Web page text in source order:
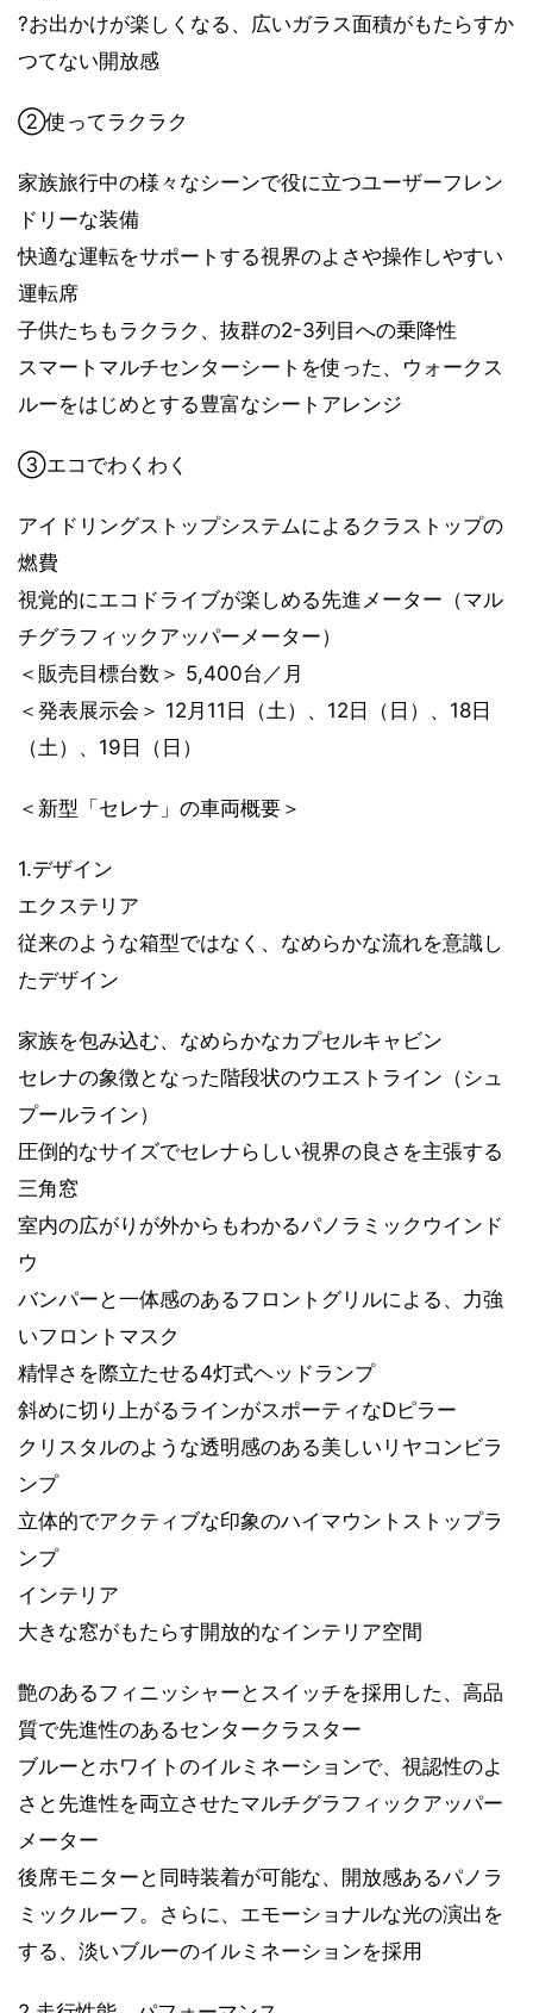
?お出かけが楽しくなる、広いガラス面積がもたらすか
つてない開放感
②使ってラクラク
家族旅行中の様々なシーンで役に立つユーザーフレン
ドリーな装備
快適な運転をサポートする視界のよさや操作しやすい
運転席
子供たちもラクラク、抜群の2-3列目への乗降性
スマートマルチセンターシートを使った、ウォークス
ルーをはじめとする豊富なシートアレンジ
③エコでわくわく
アイドリングストップシステムによるクラストップの
燃費
視覚的にエコドライブが楽しめる先進メーター（マル
チグラフィックアッパーメーター）
＜販売目標台数＞ 5,400台／月
＜発表展示会＞ 12月11日（土）、12日（日）、18日
（土）、19日（日）
＜新型「セレナ」の車両概要＞
1.デザイン
エクステリア
従来のような箱型ではなく、なめらかな流れを意識し
たデザイン
家族を包み込む、なめらかなカプセルキャビン
セレナの象徴となった階段状のウエストライン（シュ
プールライン）
圧倒的なサイズでセレナらしい視界の良さを主張する
三角窓
室内の広がりが外からもわかるパノラミックウインド
ウ
バンパーと一体感のあるフロントグリルによる、力強
いフロントマスク
精悍さを際立たせる4灯式ヘッドランプ
斜めに切り上がるラインがスポーティなDピラー
クリスタルのような透明感のある美しいリヤコンビラ
ンプ
立体的でアクティブな印象のハイマウントストップラ
ンプ
インテリア
大きな窓がもたらす開放的なインテリア空間
艶のあるフィニッシャーとスイッチを採用した、高品
質で先進性のあるセンタークラスター
ブルーとホワイトのイルミネーションで、視認性のよ
さと先進性を両立させたマルチグラフィックアッパー
メーター
後席モニターと同時装着が可能な、開放感あるパノラ
ミックルーフ。さらに、エモーショナルな光の演出を
する、淡いブルーのイルミネーションを採用